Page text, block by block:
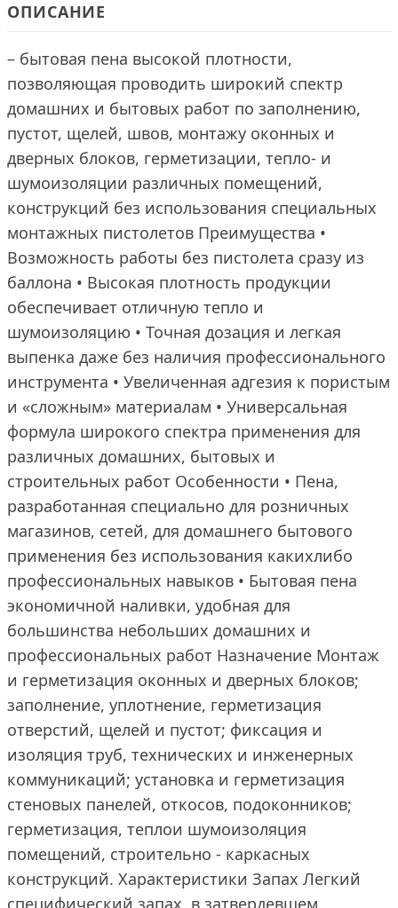
ОПИСАНИЕ
– бытовая пена высокой плотности,
позволяющая проводить широкий спектр
домашних и бытовых работ по заполнению,
пустот, щелей, швов, монтажу оконных и
дверных блоков, герметизации, тепло- и
шумоизоляции различных помещений,
конструкций без использования специальных
монтажных пистолетов Преимущества •
Возможность работы без пистолета сразу из
баллона • Высокая плотность продукции
обеспечивает отличную тепло и
шумоизоляцию • Точная дозация и легкая
выпенка даже без наличия профессионального
инструмента • Увеличенная адгезия к пористым
и «сложным» материалам • Универсальная
формула широкого спектра применения для
различных домашних, бытовых и
строительных работ Особенности • Пена,
разработанная специально для розничных
магазинов, сетей, для домашнего бытового
применения без использования какихлибо
профессиональных навыков • Бытовая пена
экономичной наливки, удобная для
большинства небольших домашних и
профессиональных работ Назначение Монтаж
и герметизация оконных и дверных блоков;
заполнение, уплотнение, герметизация
отверстий, щелей и пустот; фиксация и
изоляция труб, технических и инженерных
коммуникаций; установка и герметизация
стеновых панелей, откосов, подоконников;
герметизация, теплои шумоизоляция
помещений, строительно - каркасных
конструкций. Характеристики Запах Легкий
специфический запах, в затвердевшем